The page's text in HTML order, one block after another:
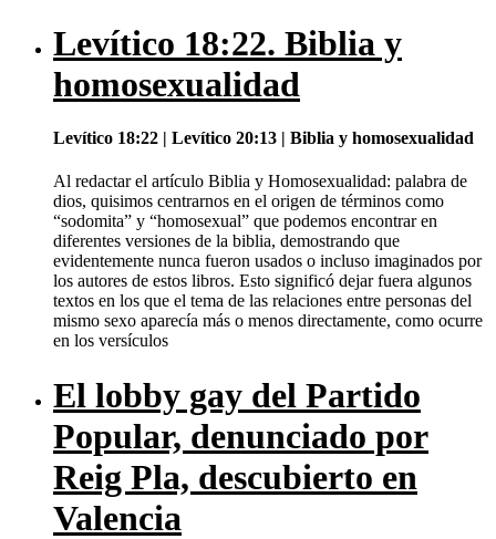
Levítico 18:22. Biblia y
homosexualidad
Levítico 18:22 | Levítico 20:13 | Biblia y homosexualidad
Al redactar el artículo Biblia y Homosexualidad: palabra de
dios, quisimos centrarnos en el origen de términos como
“sodomita” y “homosexual” que podemos encontrar en
diferentes versiones de la biblia, demostrando que
evidentemente nunca fueron usados o incluso imaginados por
los autores de estos libros. Esto significó dejar fuera algunos
textos en los que el tema de las relaciones entre personas del
mismo sexo aparecía más o menos directamente, como ocurre
en los versículos
El lobby gay del Partido
Popular, denunciado por
Reig Pla, descubierto en
Valencia